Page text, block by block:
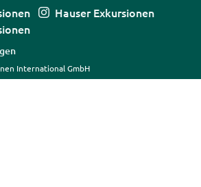
Hauser Exkursionen
International GmbH